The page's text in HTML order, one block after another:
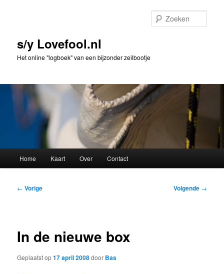
inhouds/y Lovefool.nl
Het online "logboek" van een bijzonder zeilbootje
Home Kaart Over Contact
Bericht
← Vorige Volgende →
In de nieuwe box
Geplaatst op17 april 2008door Bas